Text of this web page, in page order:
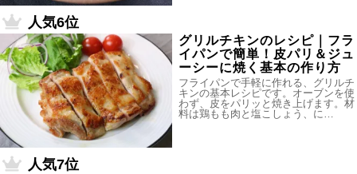
人気6位
グリルチキンのレシピ｜フラ
イパンで簡単！皮パリ＆ジュ
ーシーに焼く基本の作り方
フライパンで手軽に作れる、グリルチ
キンの基本レシピです。オーブンを使
わず、皮をパリッと焼き上げます。材
料は鶏もも肉と塩こしょう、に…
人気7位